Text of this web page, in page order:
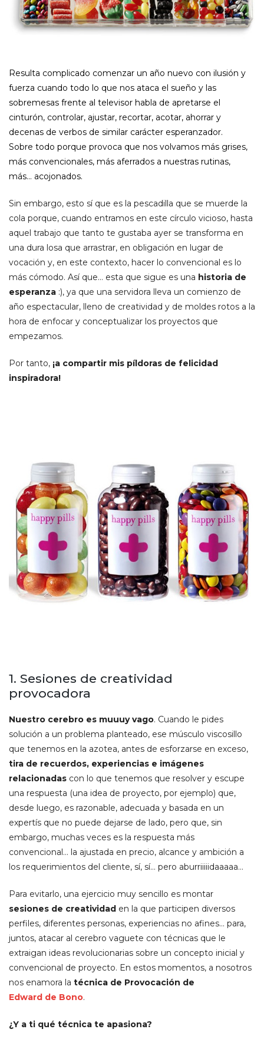
Resulta complicado comenzar un año nuevo con ilusión y
fuerza cuando todo lo que nos ataca el sueño y las
sobremesas frente al televisor habla de apretarse el
cinturón, controlar, ajustar, recortar, acotar, ahorrar y
decenas de verbos de similar carácter esperanzador.
Sobre todo porque provoca que nos volvamos más grises,
más convencionales, más aferrados a nuestras rutinas,
más… acojonados.
Sin embargo, esto sí que es la pescadilla que se muerde la
cola porque, cuando entramos en este círculo vicioso, hasta
aquel trabajo que tanto te gustaba ayer se transforma en
una dura losa que arrastrar, en obligación en lugar de
vocación y, en este contexto, hacer lo convencional es lo
más cómodo. Así que… esta que sigue es una historia de
esperanza :), ya que una servidora lleva un comienzo de
año espectacular, lleno de creatividad y de moldes rotos a la
hora de enfocar y conceptualizar los proyectos que
empezamos.
Por tanto, ¡a compartir mis píldoras de felicidad
inspiradora!
1. Sesiones de creatividad
provocadora
Nuestro cerebro es muuuy vago. Cuando le pides
solución a un problema planteado, ese músculo viscosillo
que tenemos en la azotea, antes de esforzarse en exceso,
tira de recuerdos, experiencias e imágenes
relacionadas con lo que tenemos que resolver y escupe
una respuesta (una idea de proyecto, por ejemplo) que,
desde luego, es razonable, adecuada y basada en un
expertís que no puede dejarse de lado, pero que, sin
embargo, muchas veces es la respuesta más
convencional… la ajustada en precio, alcance y ambición a
los requerimientos del cliente, sí, sí… pero aburriiiiidaaaaa…
Para evitarlo, una ejercicio muy sencillo es montar
sesiones de creatividad en la que participen diversos
perfiles, diferentes personas, experiencias no afines… para,
juntos, atacar al cerebro vaguete con técnicas que le
extraigan ideas revolucionarias sobre un concepto inicial y
convencional de proyecto. En estos momentos, a nosotros
nos enamora la técnica de Provocación de
Edward de Bono.
¿Y a ti qué técnica te apasiona?